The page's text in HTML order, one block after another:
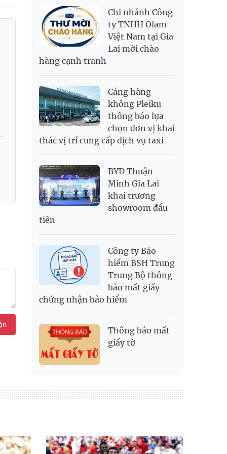
NOK
RUB
300.88
333.06
SAR
6,949.25
7,248.34
2,700.94
2,815.47
SGD
USD
26,020 26,050 26,430
PNJ 138,500,000142,000,000
Chi nhánh Công
ty TNHH Olam
Việt Nam tại Gia
Lai mời chào
hàng cạnh tranh
Cảng hàng
không Pleiku
thông báo lựa
chọn đơn vị khai
thác vị trí cung cấp dịch vụ taxi
BYD Thuận
Minh Gia Lai
khai trương
showroom đầu
tiên
Công ty Bảo
hiểm BSH Trung
Trung Bộ thông
báo mất giấy
chứng nhận bảo hiểm
Thông báo mất
giấy tờ